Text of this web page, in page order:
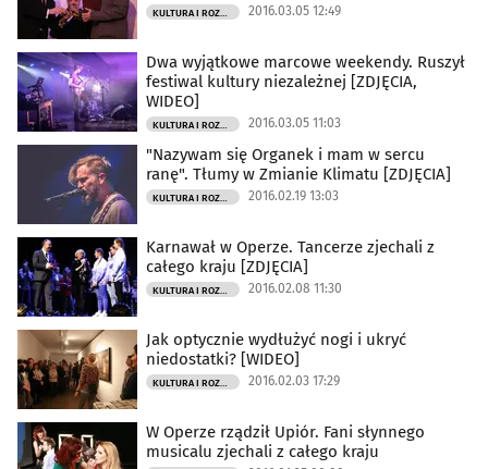
2016.03.05 12:49
Dwa wyjątkowe marcowe weekendy. Ruszył
festiwal kultury niezależnej [ZDJĘCIA,
WIDEO]
2016.03.05 11:03
"Nazywam się Organek i mam w sercu
ranę". Tłumy w Zmianie Klimatu [ZDJĘCIA]
2016.02.19 13:03
Karnawał w Operze. Tancerze zjechali z
całego kraju [ZDJĘCIA]
2016.02.08 11:30
Jak optycznie wydłużyć nogi i ukryć
niedostatki? [WIDEO]
2016.02.03 17:29
W Operze rządził Upiór. Fani słynnego
musicalu zjechali z całego kraju